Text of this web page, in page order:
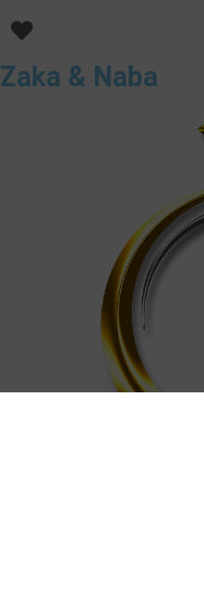
Zaka & Naba